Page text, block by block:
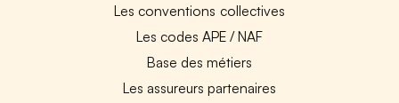
Les conventions collectives
Les codes APE / NAF
Base des métiers
Les assureurs partenaires